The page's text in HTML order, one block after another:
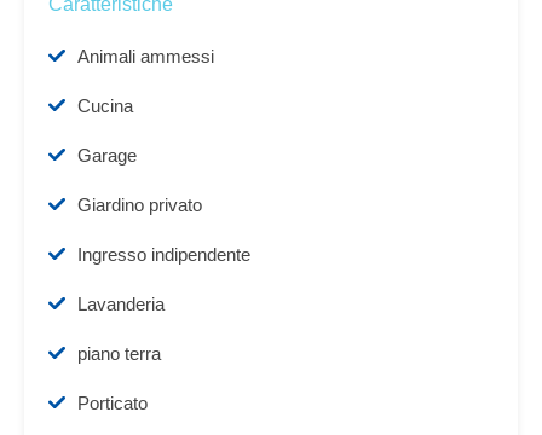
Caratteristiche
Animali ammessi
Cucina
Garage
Giardino privato
Ingresso indipendente
Lavanderia
piano terra
Porticato